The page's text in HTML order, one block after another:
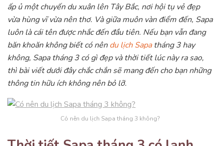
ấp ủ một chuyến du xuân lên Tây Bắc, nơi hội tụ vẻ đẹp
vừa hùng vĩ vừa nên thơ. Và giữa muôn vàn điểm đến, Sapa
luôn là cái tên được nhắc đến đầu tiên. Nếu bạn vẫn đang
băn khoăn không biết có nêndu lịch Sapatháng 3 hay
không, Sapa tháng 3 có gì đẹp và thời tiết lúc này ra sao,
thì bài viết dưới đây chắc chắn sẽ mang đến cho bạn những
thông tin hữu ích không nên bỏ lỡ.
Có nên du lịch Sapa tháng 3 không?